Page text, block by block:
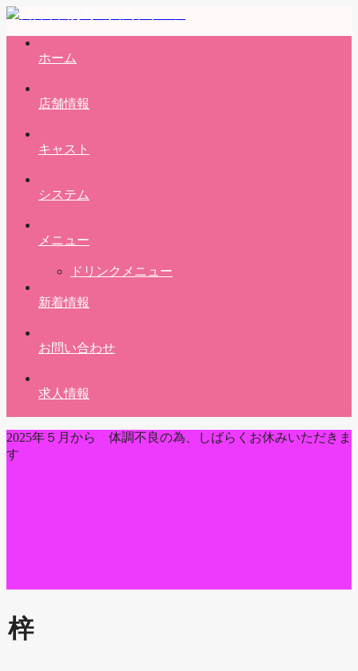
ホーム
店舗情報
キャスト
システム
メニュー
ドリンクメニュー
新着情報
お問い合わせ
求人情報
2025年５月から 体調不良の為、しばらくお休みいただきま
す
梓